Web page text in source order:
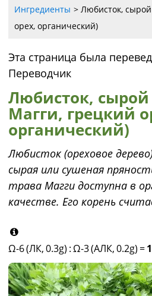
Ингредиенты
Любисток,
орех, органический)
Эта страница была
Переводчик
Любисток, сырой
Магги, грецкий
органический)
Любисток (ореховое
сырая или сушеная
трава Магги доступна в
качестве. Его корень
Ω-6 (ЛК, 0.3g) :Ω-3 (АЛК, 0.2g) =